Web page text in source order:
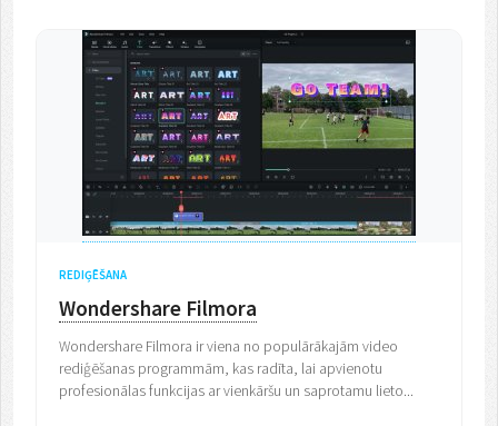
REDIĢĒŠANA
Wondershare Filmora
Wondershare Filmora ir viena no populārākajām video
rediģēšanas programmām, kas radīta, lai apvienotu
profesionālas funkcijas ar vienkāršu un saprotamu lieto...